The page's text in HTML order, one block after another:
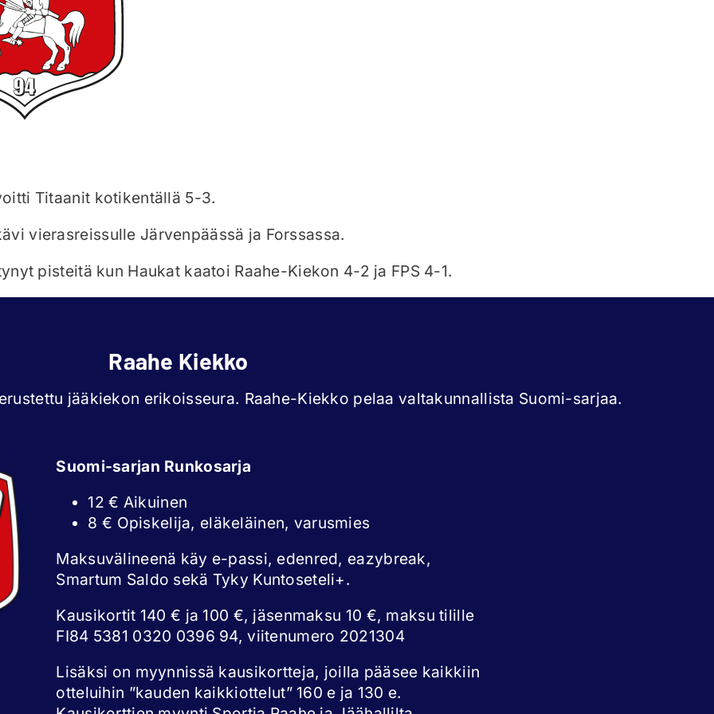
Titaanit kotikentällä 5-3.
vierasreissulle Järvenpäässä ja Forssassa.
pisteitä kun Haukat kaatoi Raahe-Kiekon 4-2 ja FPS 4-1.
Raahe Kiekko
jääkiekon erikoisseura. Raahe-Kiekko pelaa valtakunnallista Suomi-sarjaa.
Suomi-sarjan Runkosarja
12 € Aikuinen
8 € Opiskelija, eläkeläinen, varusmies
Maksuvälineenä käy e-passi, edenred, eazybreak,
Smartum Saldo sekä Tyky Kuntoseteli+.
Kausikortit 140 € ja 100 €, jäsenmaksu 10 €, maksu tilille
FI84 5381 0320 0396 94, viitenumero 2021304
Lisäksi on myynnissä kausikortteja, joilla pääsee kaikkiin
otteluihin ”kauden kaikkiottelut” 160 e ja 130 e.